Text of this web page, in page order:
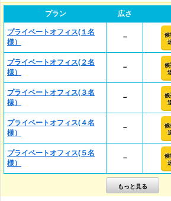
プラン 広さ
プライベートオフィス(１名
様）
－
候
プライベートオフィス(２名
様）
－
候
プライベートオフィス(３名
様）
－
候
プライベートオフィス(４名
様）
－
候
プライベートオフィス(５名
様）
－
候